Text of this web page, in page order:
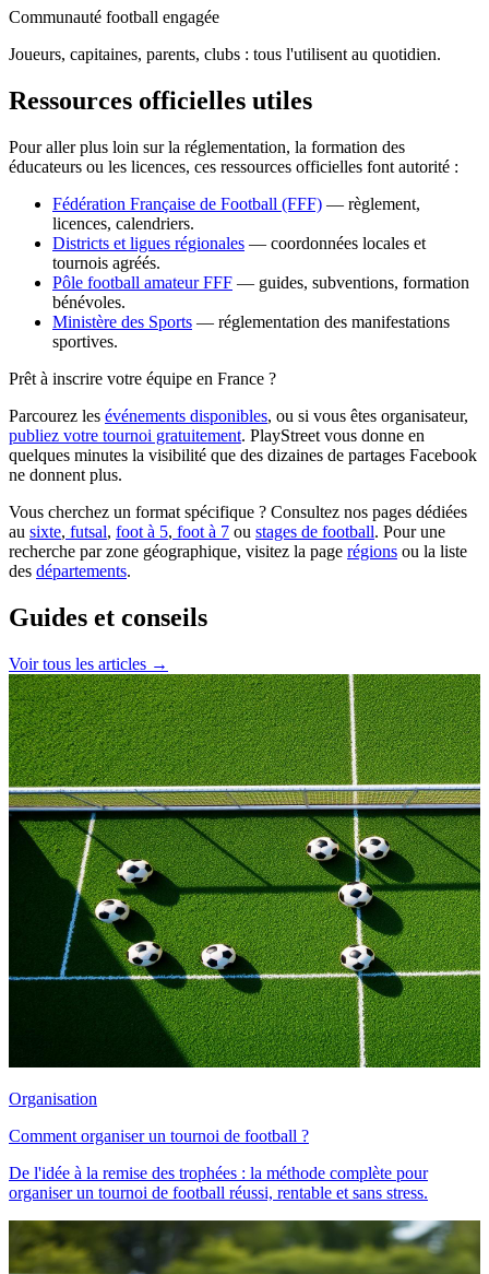
Communauté football engagée
Joueurs, capitaines, parents, clubs : tous l'utilisent au quotidien.
Ressources officielles utiles
Pour aller plus loin sur la réglementation, la formation des
éducateurs ou les licences, ces ressources officielles font autorité :
Fédération Française de Football (FFF) — règlement,
licences, calendriers.
Districts et ligues régionales — coordonnées locales et
tournois agréés.
Pôle football amateur FFF — guides, subventions, formation
bénévoles.
Ministère des Sports — réglementation des manifestations
sportives.
Prêt à inscrire votre équipe en France ?
Parcourez les événements disponibles, ou si vous êtes organisateur,
publiez votre tournoi gratuitement. PlayStreet vous donne en
quelques minutes la visibilité que des dizaines de partages Facebook
ne donnent plus.
Vous cherchez un format spécifique ? Consultez nos pages dédiées
au sixte, futsal, foot à 5, foot à 7 ou stages de football. Pour une
recherche par zone géographique, visitez la page régions ou la liste
des départements.
Guides et conseils
Voir tous les articles →
Organisation
Comment organiser un tournoi de football ?
De l'idée à la remise des trophées : la méthode complète pour
organiser un tournoi de football réussi, rentable et sans stress.